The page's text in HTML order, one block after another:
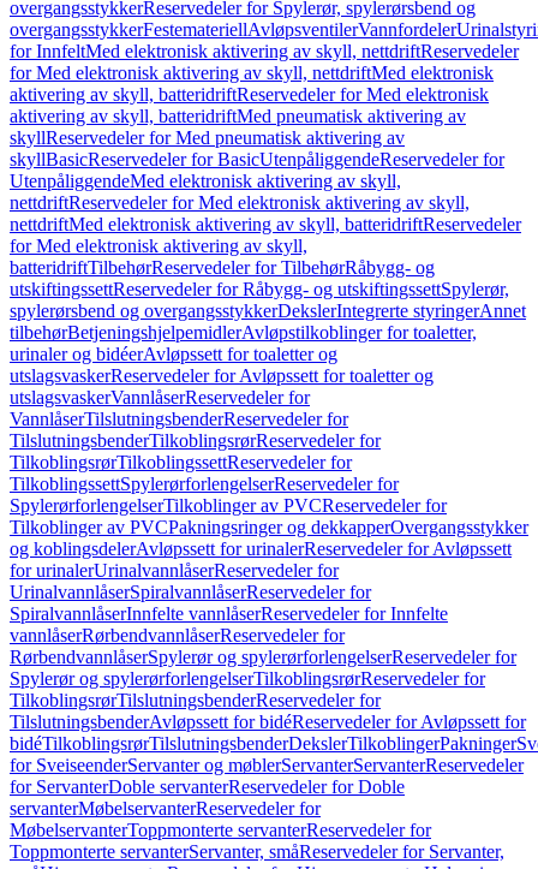
overgangsstykkerReservedeler for Spylerør, spylerørsbend og
overgangsstykkerFestemateriellAvløpsventilerVannfordeler
for InnfeltMed elektronisk aktivering av skyll, nettdriftReservedeler
for Med elektronisk aktivering av skyll, nettdriftMed elektronisk
aktivering av skyll, batteridriftReservedeler for Med elektronisk
aktivering av skyll, batteridriftMed pneumatisk aktivering av
skyllReservedeler for Med pneumatisk aktivering av
skyllBasicReservedeler for BasicUtenpåliggendeReservedeler for
UtenpåliggendeMed elektronisk aktivering av skyll,
nettdriftReservedeler for Med elektronisk aktivering av skyll,
nettdriftMed elektronisk aktivering av skyll, batteridriftReservedeler
for Med elektronisk aktivering av skyll,
batteridriftTilbehørReservedeler for TilbehørRåbygg- og
utskiftingssettReservedeler for Råbygg- og utskiftingssettSpylerør,
spylerørsbend og overgangsstykkerDekslerIntegrerte styringerAnnet
tilbehørBetjeningshjelpemidlerAvløpstilkoblinger for toaletter,
urinaler og bidéerAvløpssett for toaletter og
utslagsvaskerReservedeler for Avløpssett for toaletter og
utslagsvaskerVannlåserReservedeler for
VannlåserTilslutningsbenderReservedeler for
TilslutningsbenderTilkoblingsrørReservedeler for
TilkoblingsrørTilkoblingssettReservedeler for
TilkoblingssettSpylerørforlengelserReservedeler for
SpylerørforlengelserTilkoblinger av PVCReservedeler for
Tilkoblinger av PVCPakningsringer og dekkapperOvergangsstykker
og koblingsdelerAvløpssett for urinalerReservedeler for Avløpssett
for urinalerUrinalvannlåserReservedeler for
UrinalvannlåserSpiralvannlåserReservedeler for
SpiralvannlåserInnfelte vannlåserReservedeler for Innfelte
vannlåserRørbendvannlåserReservedeler for
RørbendvannlåserSpylerør og spylerørforlengelserReservedeler for
Spylerør og spylerørforlengelserTilkoblingsrørReservedeler for
TilkoblingsrørTilslutningsbenderReservedeler for
TilslutningsbenderAvløpssett for bidéReservedeler for Avløpssett for
bidéTilkoblingsrørTilslutningsbenderDekslerTilkoblingerPakninger
for SveiseenderServanter og møblerServanterServanterReservedeler
for ServanterDoble servanterReservedeler for Doble
servanterMøbelservanterReservedeler for
MøbelservanterToppmonterte servanterReservedeler for
Toppmonterte servanterServanter, småReservedeler for Servanter,